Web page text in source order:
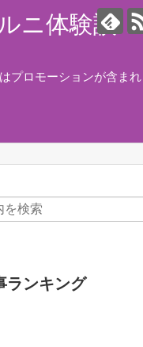
ニ体験談！
プロモーションが含まれ
ランキング